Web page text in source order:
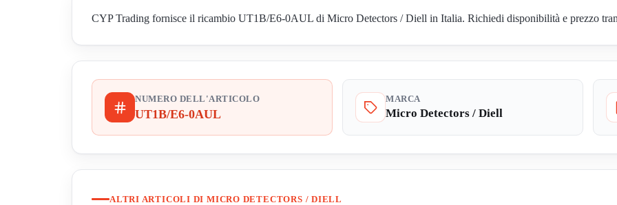
CYP Trading fornisce il ricambio UT1B/E6-0AUL di Micro Detectors / Diell in Italia. Richiedi disponibilità e prezzo
NUMERO DELL'ARTICOLO
UT1B/E6-0AUL
MARCA
Micro Detectors / Diell
ALTRI ARTICOLI DI MICRO DETECTORS / DIELL